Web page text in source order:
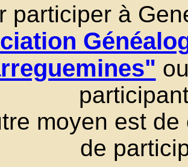
participer à
moyen est
de